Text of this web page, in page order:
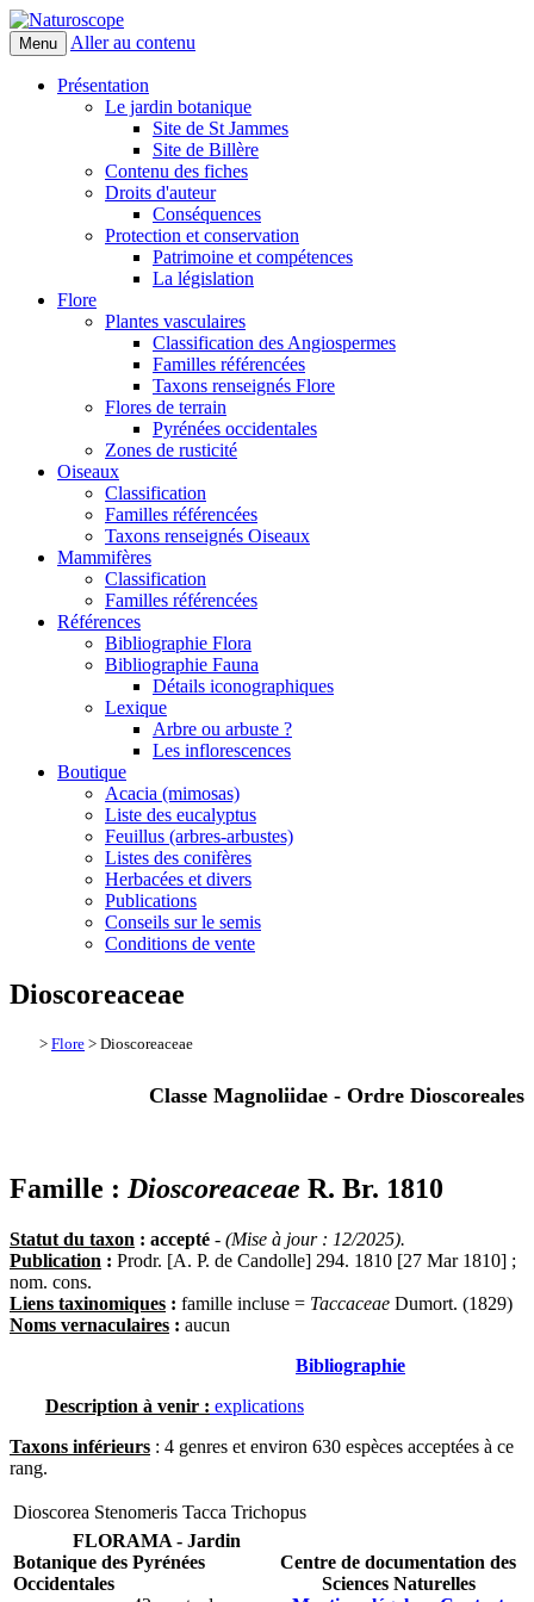
Naturoscope
Menu Aller au contenu
Présentation
Le jardin botanique
Site de St Jammes
Site de Billère
Contenu des fiches
Droits d'auteur
Conséquences
Protection et conservation
Patrimoine et compétences
La législation
Flore
Plantes vasculaires
Classification des Angiospermes
Familles référencées
Taxons renseignés Flore
Flores de terrain
Pyrénées occidentales
Zones de rusticité
Oiseaux
Classification
Familles référencées
Taxons renseignés Oiseaux
Mammifères
Classification
Familles référencées
Références
Bibliographie Flora
Bibliographie Fauna
Détails iconographiques
Lexique
Arbre ou arbuste ?
Les inflorescences
Boutique
Acacia (mimosas)
Liste des eucalyptus
Feuillus (arbres-arbustes)
Listes des conifères
Herbacées et divers
Publications
Conseils sur le semis
Conditions de vente
Dioscoreaceae
> Flore > Dioscoreaceae
Classe Magnoliidae - Ordre Dioscoreales
Famille : Dioscoreaceae R. Br. 1810
Statut du taxon : accepté - (Mise à jour : 12/2025).
Publication : Prodr. [A. P. de Candolle] 294. 1810 [27 Mar 1810] ;
nom. cons.
Liens taxinomiques : famille incluse = Taccaceae Dumort. (1829)
Noms vernaculaires : aucun
Bibliographie
Description à venir : explications
Taxons inférieurs : 4 genres et environ 630 espèces acceptées à ce
rang.
Dioscorea Stenomeris Tacca Trichopus
FLORAMA - Jardin
Botanique des Pyrénées
Occidentales
Centre de documentation des
Sciences Naturelles